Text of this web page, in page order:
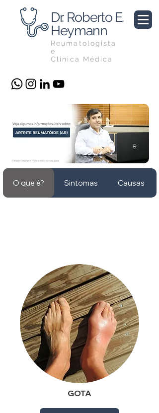
Dr. Roberto E.
Heymann
Reumatologista
e
Clínica Médica
O que é? Sintomas Causas
GOTA